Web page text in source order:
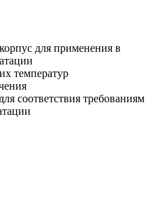
для применения в
температур
соответствия требованиям